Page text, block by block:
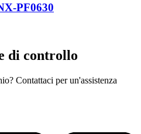
PF0630
di controllo
Contattaci per un'assistenza